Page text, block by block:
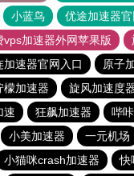
小蓝鸟 优途加速器官
vps加速器外网苹果版
加速器官网入口
原子
檬加速器 旋风加速度
速 狂飙加速器 哔
小美加速器 一元机场
小猫咪crash加速器
快